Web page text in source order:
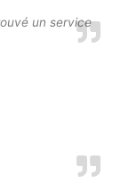
un service